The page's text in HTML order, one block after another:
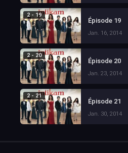
2 - 19
Épisode 19
Jan. 16, 2014
2 - 20
Épisode 20
Jan. 23, 2014
2 - 21
Épisode 21
Jan. 30, 2014